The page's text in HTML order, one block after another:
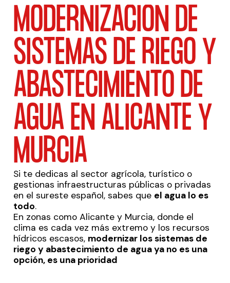
MODERNIZACIÓN DE
SISTEMAS DE RIEGO Y
ABASTECIMIENTO DE
AGUA EN ALICANTE Y
MURCIA
Si te dedicas al sector agrícola, turístico o
gestionas infraestructuras públicas o privadas
en el sureste español, sabes que el agua lo es
todo.
En zonas como Alicante y Murcia, donde el
clima es cada vez más extremo y los recursos
hídricos escasos, modernizar los sistemas de
riego y abastecimiento de agua ya no es una
opción, es una prioridad